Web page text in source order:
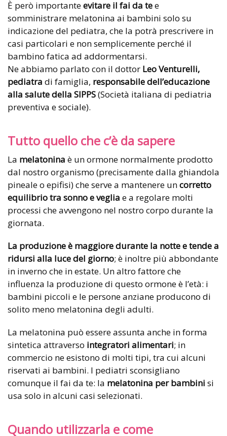
È però importanteevitare il fai da tee
somministrare melatonina ai bambini solo su
indicazione del pediatra, che la potrà prescrivere in
casi particolari e non semplicemente perché il
bambino fatica ad addormentarsi.
Ne abbiamo parlato con il dottor Leo Venturelli,
pediatra di famiglia, responsabile dell’educazione
alla salute della SIPPS(Società italiana di pediatria
preventiva e sociale).
Tutto quello che c’è da sapere
La melatonina è un ormone normalmente prodotto
dal nostro organismo (precisamente dalla ghiandola
pineale o epifisi) che serve a mantenere uncorretto
equilibrio tra sonno e veglia e a regolare molti
processi che avvengono nel nostro corpo durante la
giornata.
La produzione è maggiore durante la notte e tende a
ridursi alla luce del giorno; è inoltre più abbondante
in inverno che in estate. Un altro fattore che
influenza la produzione di questo ormone è l’età: i
bambini piccoli e le persone anziane producono di
solito meno melatonina degli adulti.
La melatonina può essere assunta anche in forma
sintetica attraverso integratori alimentari; in
commercio ne esistono di molti tipi, tra cui alcuni
riservati ai bambini. I pediatri sconsigliano
comunque il fai da te: la melatonina per bambini si
usa solo in alcuni casi selezionati.
Quando utilizzarla e come